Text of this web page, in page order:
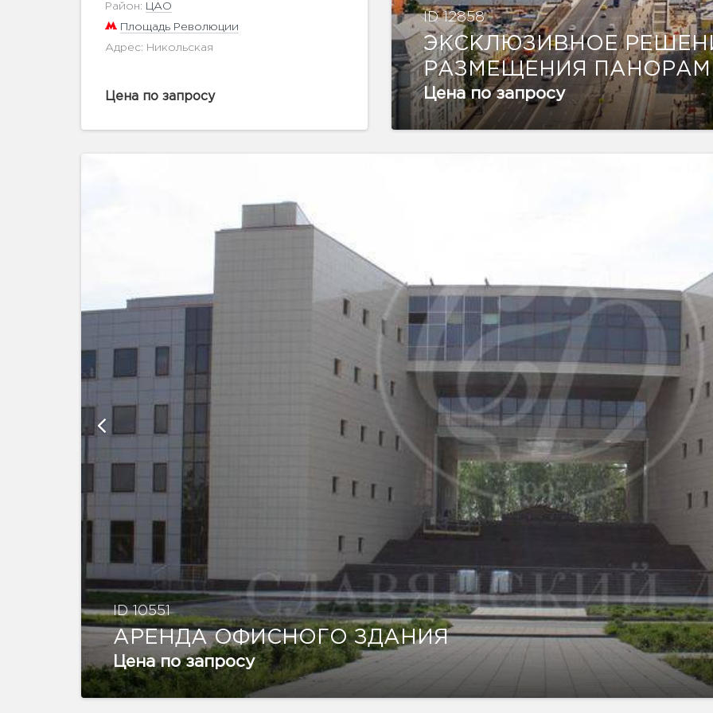
Район: ЦАО
Площадь Революции
Адрес: Никольская
Цена по запросу
ID 12858
ЭКСКЛЮЗИВНОЕ
РАЗМЕЩЕНИЯ
Цена по запросу
ID 10551
АРЕНДА ОФИСНОГО ЗДАНИЯ
Цена по запросу